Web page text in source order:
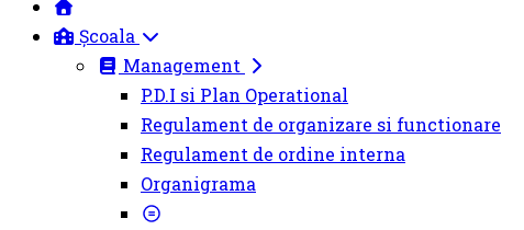
Școala
Management
P.D.I si Plan Operational
Regulament de organizare si functionare
Regulament de ordine interna
Organigrama